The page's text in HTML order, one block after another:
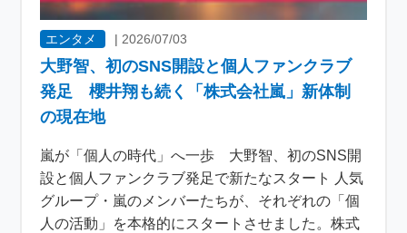
エンタメ |2026/07/03
大野智、初のSNS開設と個人ファンクラブ
発足 櫻井翔も続く「株式会社嵐」新体制
の現在地
嵐が「個人の時代」へ一歩 大野智、初のSNS開
設と個人ファンクラブ発足で新たなスタート 人気
グループ・嵐のメンバーたちが、それぞれの「個
人の活動」を本格的にスタートさせました。株式